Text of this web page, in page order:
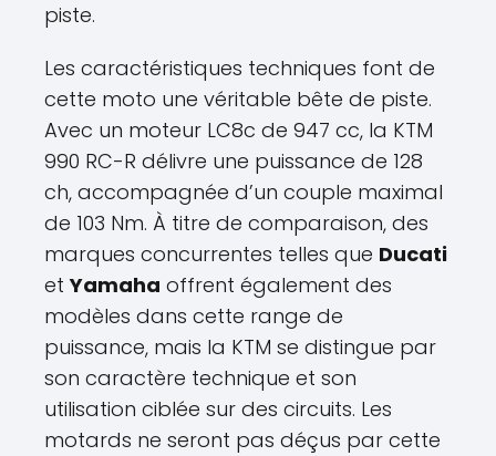
piste.
Les caractéristiques techniques font de
cette moto une véritable bête de piste.
Avec un moteur LC8c de 947 cc, la KTM
990 RC-R délivre une puissance de 128
ch, accompagnée d’un couple maximal
de 103 Nm. À titre de comparaison, des
marques concurrentes telles que Ducati
etYamaha offrent également des
modèles dans cette range de
puissance, mais la KTM se distingue par
son caractère technique et son
utilisation ciblée sur des circuits. Les
motards ne seront pas déçus par cette